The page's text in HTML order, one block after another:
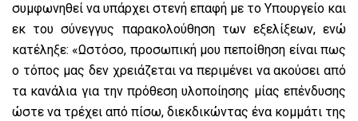
συμφωνηθεί να υπάρχει στενή επαφή με το Υπουργείο και
εκ του σύνεγγυς παρακολούθηση των εξελίξεων, ενώ
κατέληξε: «Ωστόσο, προσωπική μου πεποίθηση είναι πως
ο τόπος μας δεν χρειάζεται να περιμένει να ακούσει από
τα κανάλια για την πρόθεση υλοποίησης μίας επένδυσης
ώστε να τρέχει από πίσω, διεκδικώντας ένα κομμάτι της